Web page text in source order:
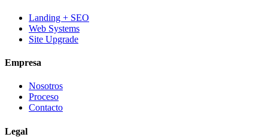
Landing + SEO
Web Systems
Site Upgrade
Empresa
Nosotros
Proceso
Contacto
Legal